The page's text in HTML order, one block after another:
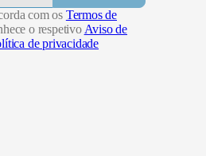
com os Termos de
o respetivo Aviso de
de privacidade